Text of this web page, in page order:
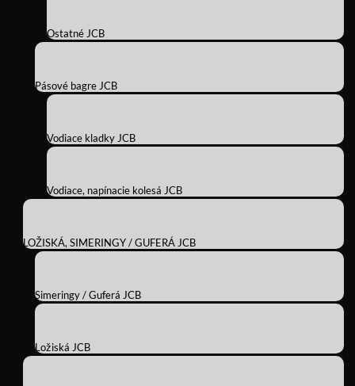
Ostatné JCB
Pásové bagre JCB
Vodiace kladky JCB
Vodiace, napínacie kolesá JCB
LOŽISKÁ, SIMERINGY / GUFERÁ JCB
Simeringy / Guferá JCB
Ložiská JCB